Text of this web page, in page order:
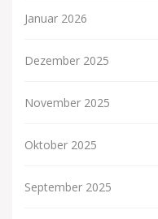
Januar 2026
Dezember 2025
November 2025
Oktober 2025
September 2025